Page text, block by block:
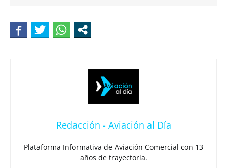
Redacción - Aviación al Día
Plataforma Informativa de Aviación Comercial con 13
años de trayectoria.